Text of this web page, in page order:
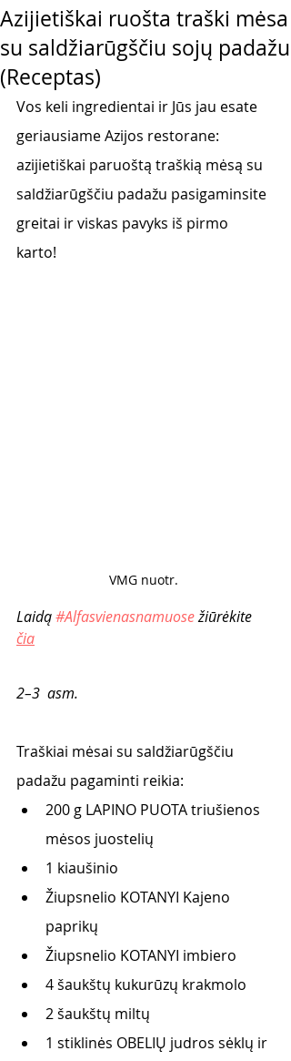
Azijietiškai ruošta traški mėsa
su saldžiarūgščiu sojų padažu
(Receptas)
Vos keli ingredientai ir Jūs jau esate
geriausiame Azijos restorane:
azijietiškai paruoštą traškią mėsą su
saldžiarūgščiu padažu pasigaminsite
greitai ir viskas pavyks iš pirmo
karto!
VMG nuotr.
Laidą #Alfasvienasnamuose žiūrėkite
čia
2–3  asm.
Traškiai mėsai su saldžiarūgščiu
padažu pagaminti reikia:
200 g LAPINO PUOTA triušienos
mėsos juostelių
1 kiaušinio
Žiupsnelio KOTANYI Kajeno
paprikų
Žiupsnelio KOTANYI imbiero
4 šaukštų kukurūzų krakmolo
2 šaukštų miltų
1 stiklinės OBELIŲ judros sėklų ir